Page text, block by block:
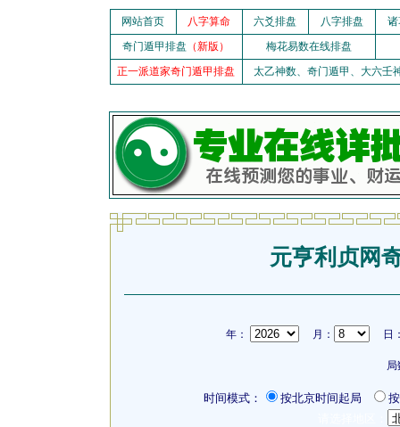
网站首页 八字算命 六爻排盘 八字排盘
诸
奇门遁甲排盘 （新版）
梅花易数在线排盘
正一派道家奇门遁甲排盘
太乙神数、奇门遁甲、大六壬
元亨利贞网
年： 月： 日
时间模式： 按北京时间起局